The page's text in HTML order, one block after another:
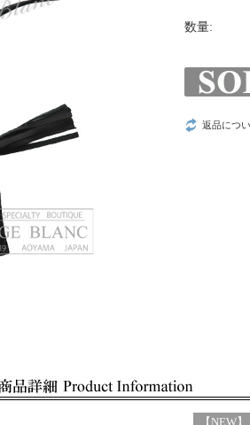
数量:
返品につ
【NEW】